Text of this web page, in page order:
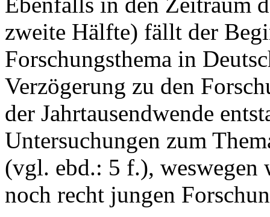
zweite Hälfte) fällt der
Forschungsthema in
Verzögerung zu den
der Jahrtausendwende
Untersuchungen zum
(vgl. ebd.: 5 f.), weswegen
noch recht jungen